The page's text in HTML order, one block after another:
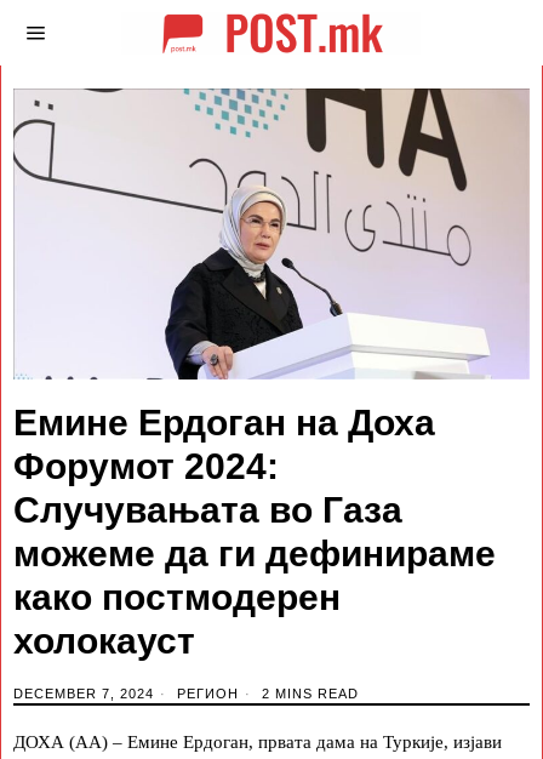
Емине Ердоган на Доха
Форумот 2024:
Случувањата во Газа
можеме да ги дефинираме
како постмодерен
холокауст
DECEMBER 7, 2024 РЕГИОН 2 MINS READ
ДОХА (АА) – Емине Ердоган, првата дама на Туркије, изјави